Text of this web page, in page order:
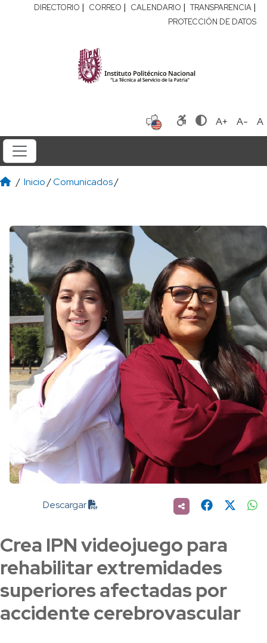
DIRECTORIO | CORREO | CALENDARIO | TRANSPARENCIA |
PROTECCIÓN DE DATOS
A+ A- A
/ Inicio/Comunicados/
Descargar
Crea IPN videojuego para
rehabilitar extremidades
superiores afectadas por
accidente cerebrovascular